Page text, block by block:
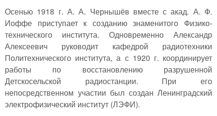
Осенью 1918 г. А. А. Чернышёв вместе с акад. А. Ф.
Иоффе приступает к созданию знаменитого Физико-
технического института. Одновременно Александр
Алексеевич руководит кафедрой радиотехники
Политехнического института, а с 1920 г. координирует
работы по восстановлению разрушенной
Детскосельской радиостанции. При его
непосредственном участии был создан Ленинградский
электрофизический институт (ЛЭФИ).